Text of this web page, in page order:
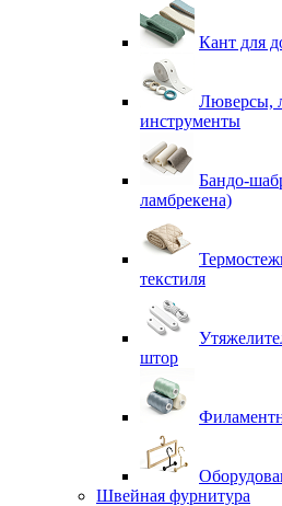
Кант для
Люверсы,
инструменты
Бандо-
ламбрекена)
текстиля
штор
Швейная фурнитура